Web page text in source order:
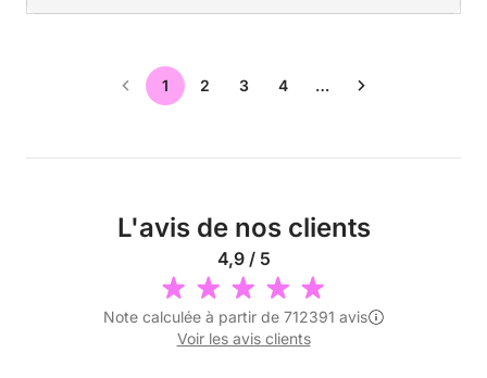
1 2 3 4 …
L'avis de nos clients
4,9 / 5
Note calculée à partir de 712391 avis
Voir les avis clients